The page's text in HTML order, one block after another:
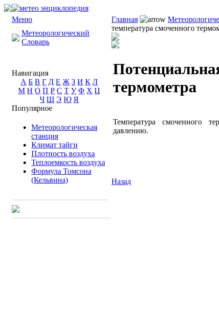
Меню
Метеорологический
Словарь
Навигация
А Б В Г Д Е Ж З И К Л
М Н О П Р С Т У Ф Х Ц
Ч Ш Э Ю Я
Популярное
Метеорологическая
станция
Климат тайги
Плотность воздуха
Теплоемкость воздуха
Формула Томсона
(Кельвина)
Главная
температура смоченного
термометра
Температура смоченного
давлению.
Назад